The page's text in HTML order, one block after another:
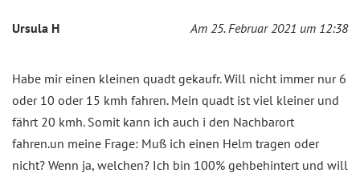
Ursula H Am 25. Februar 2021 um 12:38
Habe mir einen kleinen quadt gekaufr. Will nicht immer nur 6
oder 10 oder 15 kmh fahren. Mein quadt ist viel kleiner und
fährt 20 kmh. Somit kann ich auch i den Nachbarort
fahren.un meine Frage: Muß ich einen Helm tragen oder
nicht? Wenn ja, welchen? Ich bin 100% gehbehintert und will